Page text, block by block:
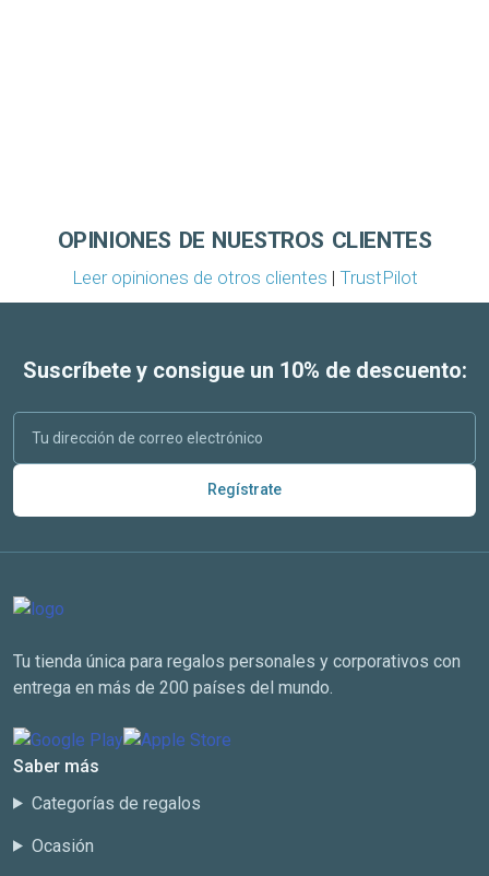
OPINIONES DE NUESTROS CLIENTES
Leer opiniones de otros clientes | TrustPilot
Suscríbete y consigue un 10% de descuento:
Regístrate
Tu tienda única para regalos personales y corporativos con
entrega en más de 200 países del mundo.
Saber más
Categorías de regalos
Ocasión